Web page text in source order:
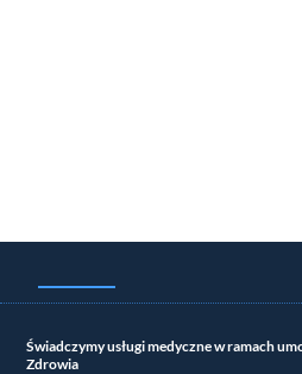
Świadczymy usługi medyczne w ramach
Zdrowia